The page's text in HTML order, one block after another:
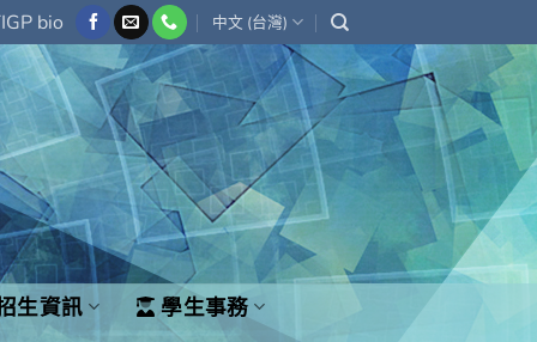
bio 中文 (台灣)
生資訊
學生事務